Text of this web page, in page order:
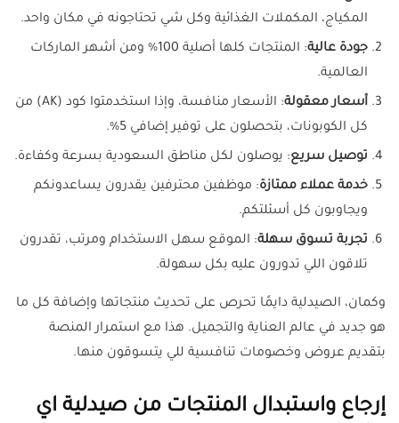
المكياج، المكملات الغذائية وكل شي تحتاجونه في مكان واحد.
جودة عالية
: المنتجات كلها أصلية 100% ومن أشهر الماركات
العالمية.
أسعار معقولة
: الأسعار منافسة، وإذا استخدمتوا كود (AK) من
كل الكوبونات، بتحصلون على توفير إضافي 5%.
توصيل سريع: يوصلون لكل مناطق السعودية بسرعة وكفاءة.
خدمة عملاء ممتازة: موظفين محترفين يقدرون يساعدونكم
ويجاوبون كل أسئلتكم.
تجربة تسوق سهلة: الموقع سهل الاستخدام ومرتب، تقدرون
تلاقون اللي تدورون عليه بكل سهولة.
وكمان، الصيدلية دايمًا تحرص على تحديث منتجاتها وإضافة كل ما
هو جديد في عالم العناية والتجميل. هذا مع استمرار المنصة
بتقديم عروض وخصومات تنافسية للي يتسوقون منها.
إرجاع واستبدال المنتجات من صيدلية اي